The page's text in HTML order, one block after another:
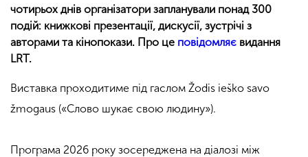
чотирьох днів організатори запланували понад 300
подій: книжкові презентації, дискусії, зустрічі з
авторами та кінопокази. Про це повідомляє видання
LRT.
Виставка проходитиме під гаслом Žodis ieško savo
žmogaus («Слово шукає свою людину»).
Програма 2026 року зосереджена на діалозі між